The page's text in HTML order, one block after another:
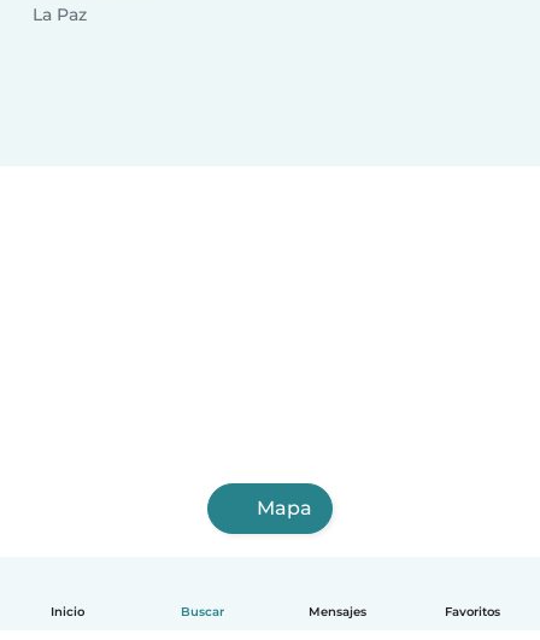
Inicio Buscar Mensajes Favoritos
La Paz
Mapa